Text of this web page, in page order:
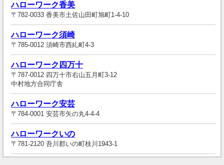
ハローワーク香美
〒782-0033 香美市土佐山田町旭町1-4-10
ハローワーク須崎
〒785-0012 須崎市西糺町4-3
ハローワーク四万十
〒787-0012 四万十市右山五月町3-12
中村地方合同庁舎
ハローワーク安芸
〒784-0001 安芸市矢の丸4-4-4
ハローワークいの
〒781-2120 吾川郡いの町枝川1943-1